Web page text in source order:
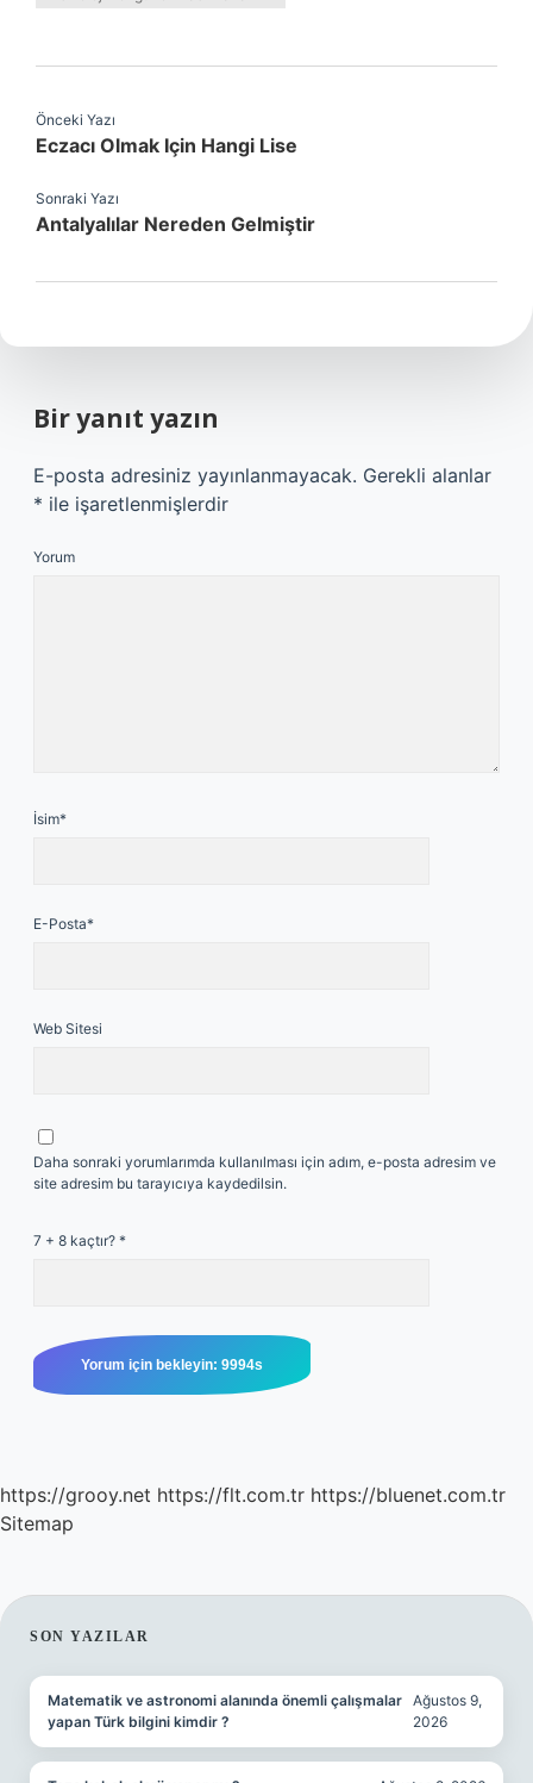
Önceki Yazı
Eczacı Olmak Için Hangi Lise
Sonraki Yazı
Antalyalılar Nereden Gelmiştir
Bir yanıt yazın
E-posta adresiniz yayınlanmayacak. Gerekli alanlar
* ile işaretlenmişlerdir
Yorum
İsim*
E-Posta*
Web Sitesi
Daha sonraki yorumlarımda kullanılması için adım, e-posta adresim ve
site adresim bu tarayıcıya kaydedilsin.
7 + 8 kaçtır? *
https://grooy.net https://flt.com.tr https://bluenet.com.tr
Sitemap
SIDEBAR
SON YAZILAR
Matematik ve astronomi alanında önemli çalışmalar
yapan Türk bilgini kimdir ?
Ağustos 9,
2026